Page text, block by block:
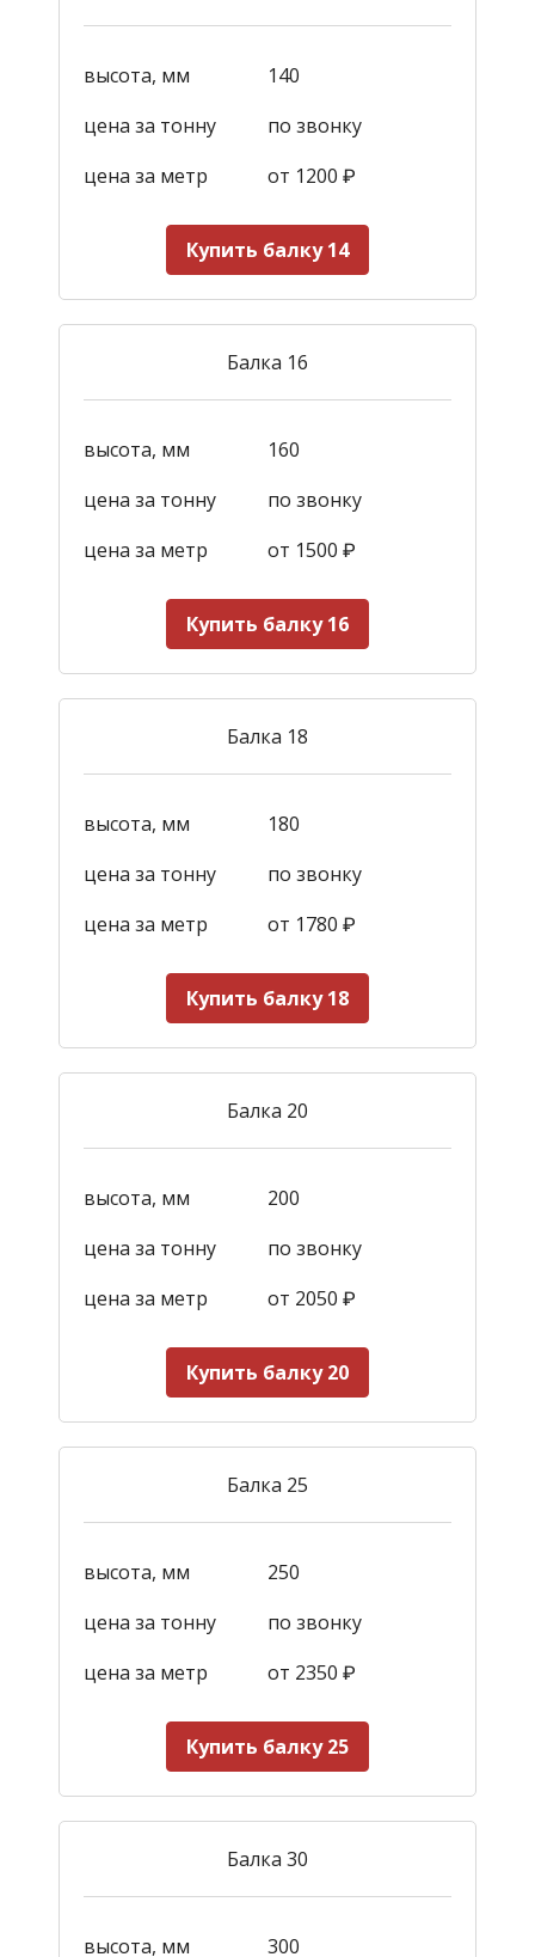
высота, мм
140
цена за тонну
по звонку
цена за метр
от 1200 ₽
Купить балку 14
Балка 16
высота, мм
160
цена за тонну
по звонку
цена за метр
от 1500 ₽
Купить балку 16
Балка 18
высота, мм
180
цена за тонну
по звонку
цена за метр
от 1780 ₽
Купить балку 18
Балка 20
высота, мм
200
цена за тонну
по звонку
цена за метр
от 2050 ₽
Купить балку 20
Балка 25
высота, мм
250
цена за тонну
по звонку
цена за метр
от 2350 ₽
Купить балку 25
Балка 30
высота, мм
300